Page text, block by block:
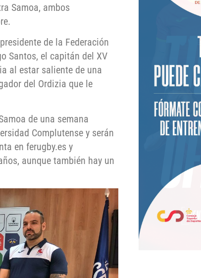
Samoa, ambos
de la Federación
Santos, el capitán del XV
al estar saliente de una
del Ordizia que le
de una semana
Complutense y serán
en ferugby.es y
aunque también hay un